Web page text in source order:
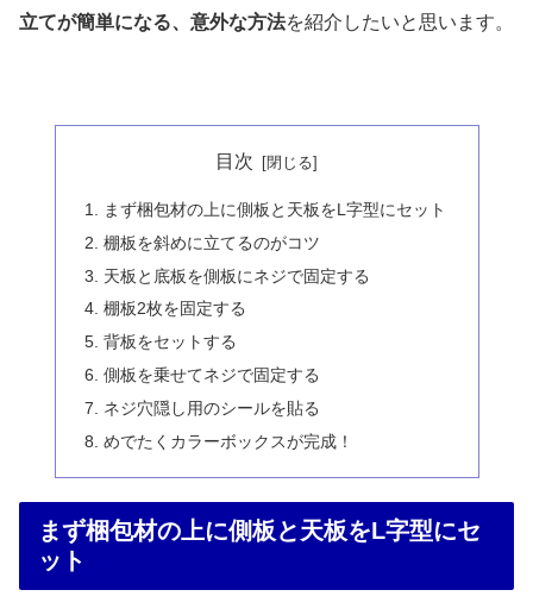
立てが簡単になる、意外な方法を紹介したいと思います。
目次
まず梱包材の上に側板と天板をL字型にセット
棚板を斜めに立てるのがコツ
天板と底板を側板にネジで固定する
棚板2枚を固定する
背板をセットする
側板を乗せてネジで固定する
ネジ穴隠し用のシールを貼る
めでたくカラーボックスが完成！
まず梱包材の上に側板と天板をL字型にセ
ット